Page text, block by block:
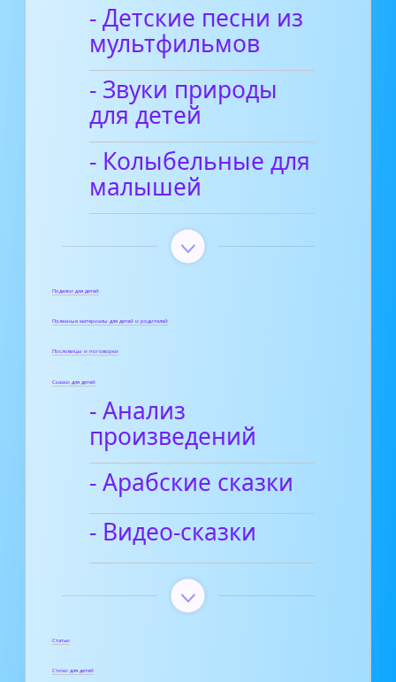
- Детские песни из
мультфильмов
- Звуки природы
для детей
- Колыбельные для
малышей
Поделки для детей
Полезные материалы для детей и родителей
Пословицы и поговорки
Сказки для детей
- Анализ
произведений
- Арабские сказки
- Видео-сказки
Статьи
Стихи для детей